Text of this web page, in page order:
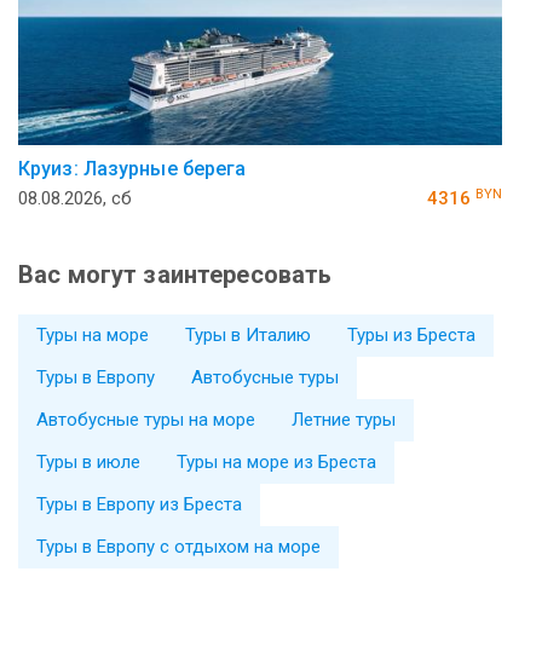
Круиз: Лазурные берега
08.08.2026, сб 4316 BYN
Вас могут заинтересовать
Туры на море Туры в Италию
Туры из Бреста
Туры в Европу
Автобусные туры
Автобусные туры на море
Летние туры
Туры в июле
Туры на море из Бреста
Туры в Европу из Бреста
Туры в Европу с отдыхом на море